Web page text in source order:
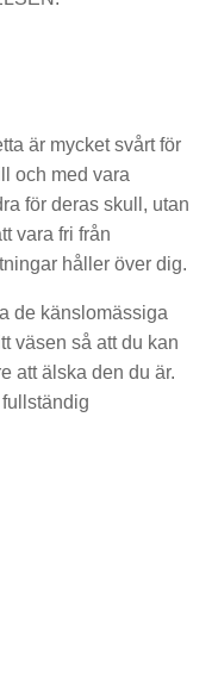
är mycket svårt för
och med vara
för deras skull, utan
vara fri från
håller över dig.
de känslomässiga
väsen så att du kan
att älska den du är.